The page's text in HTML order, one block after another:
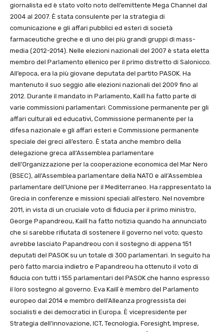
giornalista ed è stato volto noto dell’emittente Mega Channel dal
2004 al 2007. È stata consulente per la strategia di
comunicazione e gli affari pubblici ed esteri di società
farmaceutiche greche e di uno dei più grandi gruppi di mass-
media (2012-2014). Nelle elezioni nazionali del 2007 è stata eletta
membro del Parlamento ellenico per il primo distretto di Salonicco.
All’epoca, era la più giovane deputata del partito PASOK. Ha
mantenuto il suo seggio alle elezioni nazionali del 2009 fino al
2012. Durante il mandato in Parlamento, Kailī ha fatto parte di
varie commissioni parlamentari: Commissione permanente per gli
affari culturali ed educativi, Commissione permanente per la
difesa nazionale e gli affari esteri e Commissione permanente
speciale dei greci all’estero. È stata anche membro della
delegazione greca all’Assemblea parlamentare
dell’Organizzazione per la cooperazione economica del Mar Nero
(BSEC), all’Assemblea parlamentare della NATO e all’Assemblea
parlamentare dell’Unione per il Mediterraneo. Ha rappresentato la
Grecia in conferenze e missioni speciali all’estero. Nel novembre
2011, in vista di un cruciale voto di fiducia per il primo ministro,
George Papandreou, Kailī ha fatto notizia quando ha annunciato
che si sarebbe rifiutata di sostenere il governo nel voto; questo
avrebbe lasciato Papandreou con il sostegno di appena 151
deputati del PASOK su un totale di 300 parlamentari. In seguito ha
però fatto marcia indietro e Papandreou ha ottenuto il voto di
fiducia con tutti i 155 parlamentari del PASOK che hanno espresso
il loro sostegno al governo. Eva Kailī è membro del Parlamento
europeo dal 2014 e membro dell’Alleanza progressista dei
socialisti e dei democratici in Europa. È vicepresidente per
Strategia dell’innovazione, ICT, Tecnologia, Foresight, Imprese,